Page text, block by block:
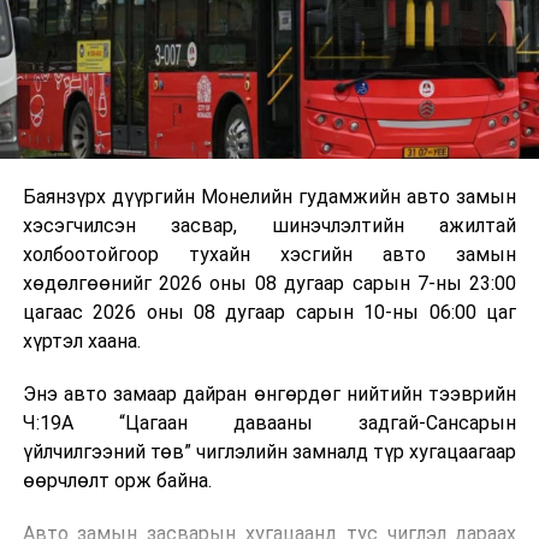
зориулалттай. Лагийг өндөр температурт шатааснаар
эзлэхүүн нь 90 хүртэл хувиар буурч, бактери, вирус
болон бусад өвчин үүсгэгч бичил биетнийг устгах
боломжтой.
Түүнчлэн шаталтын явцад үүсэх дулааныг цахилгаан
болон дулааны эрчим хүч үйлдвэрлэхэд ашиглаж
болдог. Зарим технологийн хувьд шаталтын дараа
үлдэх үнснээс фосфор зэрэг ашигт эрдсийг сэргээн
авах боломжтой аж.
Япон, Герман, Швейцар, Нидерланд, Өмнөд Солонгос
зэрэг улс лаг хатаах, шатаах технологийг ашиглаж
байна. Тухайлбал, Германд лаг шатаах үйлдвэрээс
гарсан үнснээс фосфор сэргээн авах технологи
ашигладаг бол Нидерландад төвлөрсөн лаг
боловсруулах үйлдвэрүүдээр дулаан, цахилгаан
Баянзүрх дүүргийн Монелийн гудамжийн авто замын
хэсэгчилсэн засвар, шинэчлэлтийн ажилтай
холбоотойгоор тухайн хэсгийн авто замын
хөдөлгөөнийг 2026 оны 08 дугаар сарын 7-ны 23:00
цагаас 2026 оны 08 дугаар сарын 10-ны 06:00 цаг
хүртэл хаана.
Энэ авто замаар дайран өнгөрдөг нийтийн тээврийн
Ч:19А “Цагаан давааны задгай-Сансарын
үйлчилгээний төв” чиглэлийн замналд түр хугацаагаар
өөрчлөлт орж байна.
Авто замын засварын хугацаанд тус чиглэл дараах